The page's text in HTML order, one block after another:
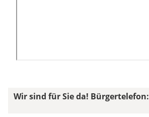
Wir sind für Sie da! Bürgertelefon: